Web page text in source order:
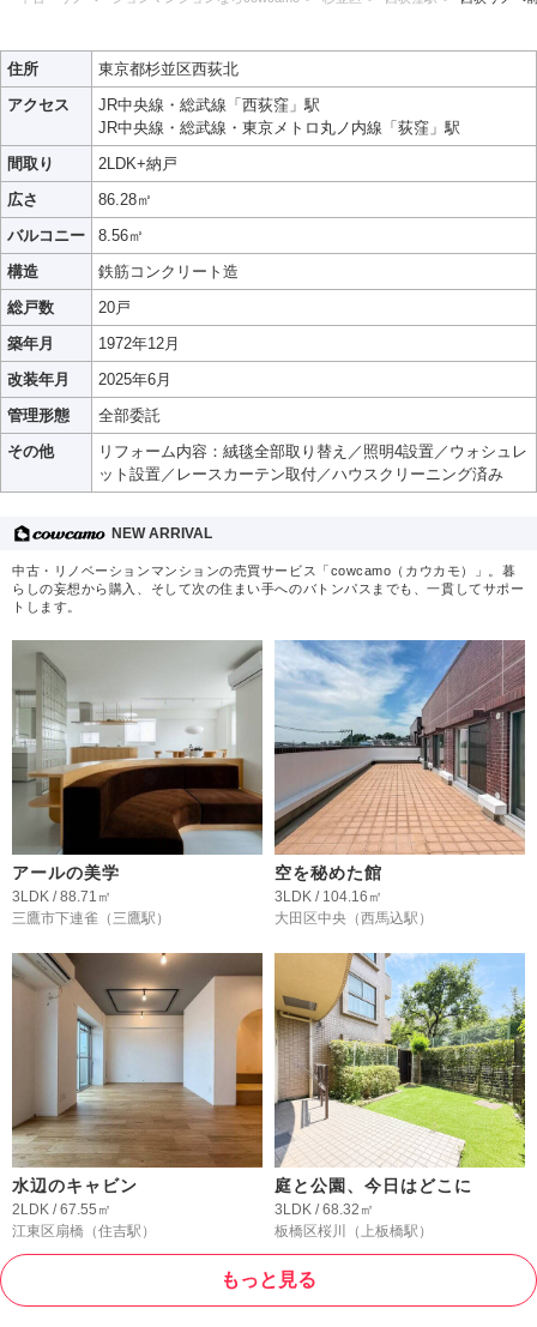
住所
東京都杉並区西荻北
アクセス
JR中央線・総武線「西荻窪」駅
JR中央線・総武線・東京メトロ丸ノ内線「荻窪」駅
間取り
2LDK+納戸
広さ
86.28㎡
バルコニー
8.56㎡
構造
鉄筋コンクリート造
総戸数
20戸
築年月
1972年12月
改装年月
2025年6月
管理形態
全部委託
その他
リフォーム内容：絨毯全部取り替え／照明4設置／ウォシュレ
ット設置／レースカーテン取付／ハウスクリーニング済み
NEW ARRIVAL
中古・リノベーションマンションの売買サービス「cowcamo（カウカモ）」。暮
らしの妄想から購入、そして次の住まい手へのバトンパスまでも、一貫してサポー
トします。
アールの美学
3LDK / 88.71㎡
三鷹市下連雀 （三鷹駅）
空を秘めた館
3LDK / 104.16㎡
大田区中央 （西馬込駅）
水辺のキャビン
2LDK / 67.55㎡
江東区扇橋 （住吉駅）
庭と公園、今日はどこに
3LDK / 68.32㎡
板橋区桜川
（上板橋駅）
もっと見る